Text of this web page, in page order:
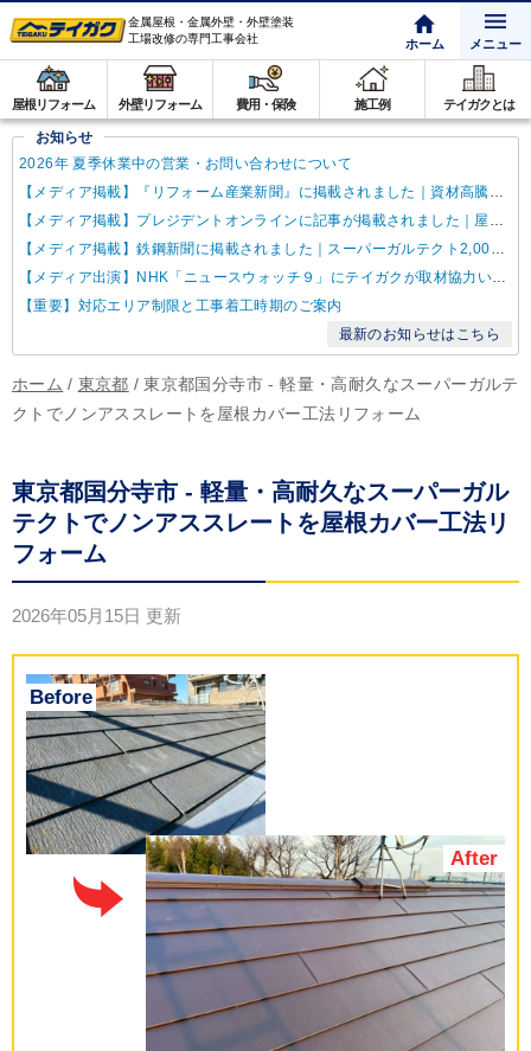
金属屋根・金属外壁・外壁塗装
工場改修の専門工事会社
ホーム メニュー
屋根リフォーム 外壁リフォーム 費用・保険 施工例 テイガクとは
お知らせ
2026年 夏季休業中の営業・お問い合わせについて
【メディア掲載】『リフォーム産業新聞』に掲載されました｜資材高騰・納期遅延に対するテイガクの取り組み
【メディア掲載】プレジデントオンラインに記事が掲載されました｜屋根点検商法について解説
【メディア掲載】鉄鋼新聞に掲載されました｜スーパーガルテクト2,000万㎡達成
【メディア出演】NHK「ニュースウォッチ９」にテイガクが取材協力いたしました
【重要】対応エリア制限と工事着工時期のご案内
最新のお知らせはこちら
ホーム / 東京都 / 東京都国分寺市 - 軽量・高耐久なスーパーガルテ
クトでノンアススレートを屋根カバー工法リフォーム
東京都国分寺市 - 軽量・高耐久なスーパーガル
テクトでノンアススレートを屋根カバー工法リ
フォーム
2026年05月15日 更新